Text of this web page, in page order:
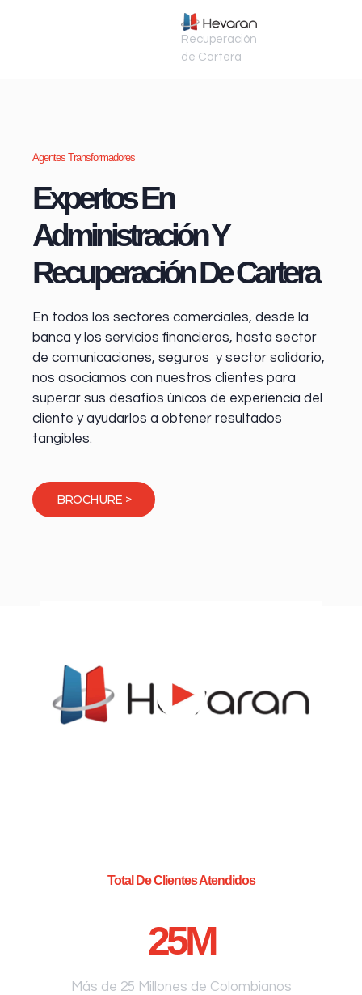
Recuperación
de Cartera
Agentes Transformadores
Expertos En
Administración Y
Recuperación De Cartera
En todos los sectores comerciales, desde la
banca y los servicios financieros, hasta sector
de comunicaciones, seguros y sector solidario,
nos asociamos con nuestros clientes para
superar sus desafíos únicos de experiencia del
cliente y ayudarlos a obtener resultados
tangibles.
BROCHURE >
Total De Clientes Atendidos
25M
Más de 25 Millones de Colombianos